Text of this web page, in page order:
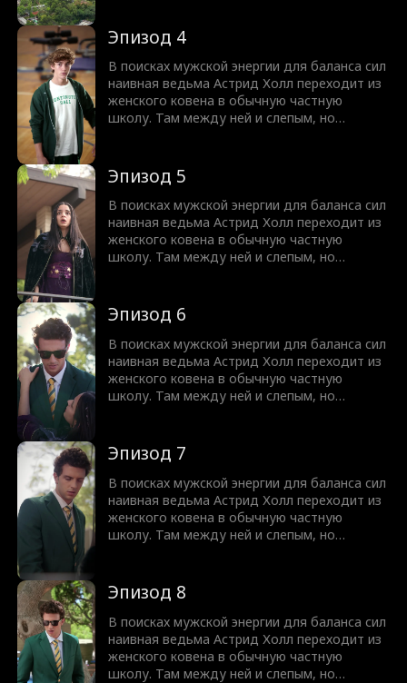
парень ослеп из-за проклятья, она
предлагает сделку. Астрид вернет ему
зрение, а Нейт выполнит любую ее просьбу.
Но юную ведьму ждет культурный шок,
ведь спать вместе означает совсем не то,
что она думала!
Эпизод 4
В поисках мужской энергии для баланса сил
наивная ведьма Астрид Холл переходит из
женского ковена в обычную частную
школу. Там между ней и слепым, но
парень ослеп из-за проклятья, она
предлагает сделку. Астрид вернет ему
зрение, а Нейт выполнит любую ее просьбу.
Но юную ведьму ждет культурный шок,
ведь спать вместе означает совсем не то,
что она думала!
Эпизод 5
В поисках мужской энергии для баланса сил
наивная ведьма Астрид Холл переходит из
женского ковена в обычную частную
школу. Там между ней и слепым, но
парень ослеп из-за проклятья, она
предлагает сделку. Астрид вернет ему
зрение, а Нейт выполнит любую ее просьбу.
Но юную ведьму ждет культурный шок,
ведь спать вместе означает совсем не то,
что она думала!
Эпизод 6
В поисках мужской энергии для баланса сил
наивная ведьма Астрид Холл переходит из
женского ковена в обычную частную
школу. Там между ней и слепым, но
парень ослеп из-за проклятья, она
предлагает сделку. Астрид вернет ему
зрение, а Нейт выполнит любую ее просьбу.
Но юную ведьму ждет культурный шок,
ведь спать вместе означает совсем не то,
что она думала!
Эпизод 7
В поисках мужской энергии для баланса сил
наивная ведьма Астрид Холл переходит из
женского ковена в обычную частную
школу. Там между ней и слепым, но
парень ослеп из-за проклятья, она
предлагает сделку. Астрид вернет ему
зрение, а Нейт выполнит любую ее просьбу.
Но юную ведьму ждет культурный шок,
ведь спать вместе означает совсем не то,
что она думала!
Эпизод 8
В поисках мужской энергии для баланса сил
наивная ведьма Астрид Холл переходит из
женского ковена в обычную частную
школу. Там между ней и слепым, но